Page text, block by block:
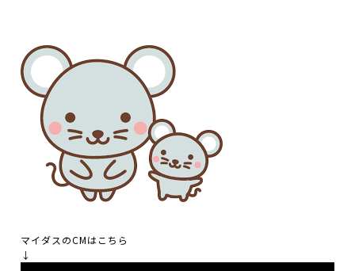
マイダスのCMはこちら
↓